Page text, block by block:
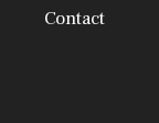
Contact